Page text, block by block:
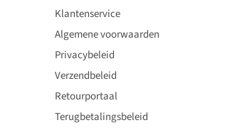
Klantenservice
Algemene voorwaarden
Privacybeleid
Verzendbeleid
Retourportaal
Terugbetalingsbeleid